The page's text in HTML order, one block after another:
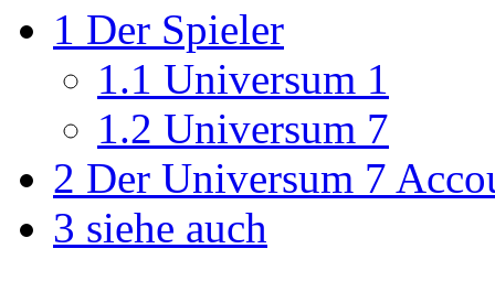
1 Der Spieler
1.1 Universum 1
1.2 Universum 7
2 Der Universum 7
3 siehe auch